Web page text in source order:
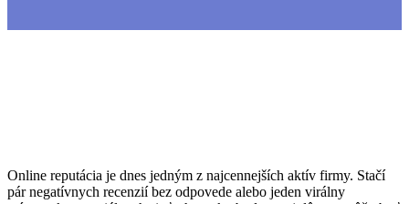
Online reputácia je dnes jedným z najcennejších aktív firmy. Stačí
pár negatívnych recenzií bez odpovede alebo jeden virálny